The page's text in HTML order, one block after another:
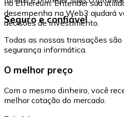
no Ethereum. Entender sua
desempenha na Web3 ajudará
decisões de investimento.
Seguro e confiável
Todas as nossas transações
segurança informática.
O melhor preço
Com o mesmo dinheiro, você
melhor cotação do mercado.